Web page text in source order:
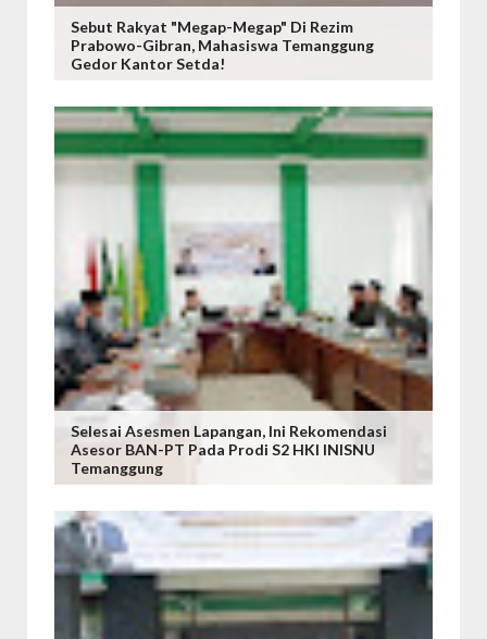
Sebut Rakyat "Megap-Megap" Di Rezim
Prabowo-Gibran, Mahasiswa Temanggung
Gedor Kantor Setda!
Selesai Asesmen Lapangan, Ini Rekomendasi
Asesor BAN-PT Pada Prodi S2 HKI INISNU
Temanggung